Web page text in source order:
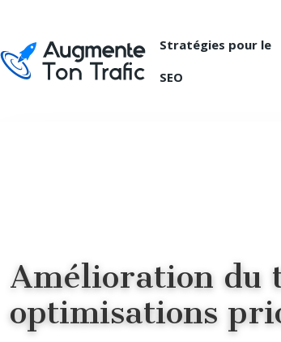
Stratégies pour le
SEO
Amélioration du
optimisations